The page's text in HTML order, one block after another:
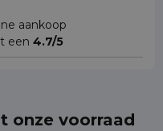
aankoop
een 4.7/5
onze voorraad